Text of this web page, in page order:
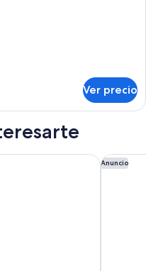
Ver precio
Centre Anuncio
Sagitta